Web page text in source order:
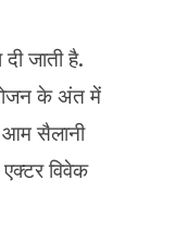
जाती है.
भोजन के अंत में
आम सैलानी
विवेक